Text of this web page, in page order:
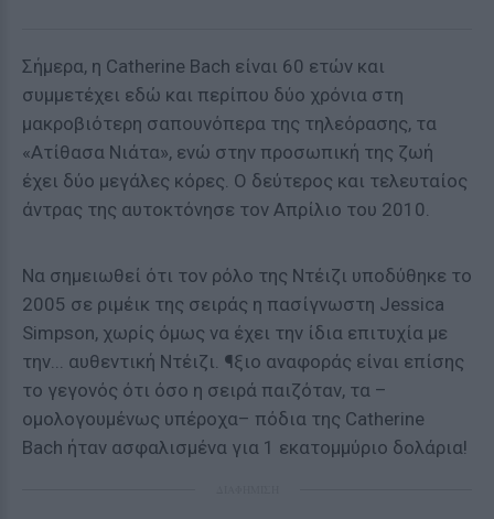
Σήμερα, η Catherine Bach είναι 60 ετών και
συμμετέχει εδώ και περίπου δύο χρόνια στη
μακροβιότερη σαπουνόπερα της τηλεόρασης, τα
«Ατίθασα Νιάτα», ενώ στην προσωπική της ζωή
έχει δύο μεγάλες κόρες. Ο δεύτερος και τελευταίος
άντρας της αυτοκτόνησε τον Απρίλιο του 2010.
Να σημειωθεί ότι τον ρόλο της Ντέιζι υποδύθηκε το
2005 σε ριμέικ της σειράς η πασίγνωστη Jessica
Simpson, χωρίς όμως να έχει την ίδια επιτυχία με
την... αυθεντική Ντέιζι. ¶ξιο αναφοράς είναι επίσης
το γεγονός ότι όσο η σειρά παιζόταν, τα –
ομολογουμένως υπέροχα– πόδια της Catherine
Bach ήταν ασφαλισμένα για 1 εκατομμύριο δολάρια!